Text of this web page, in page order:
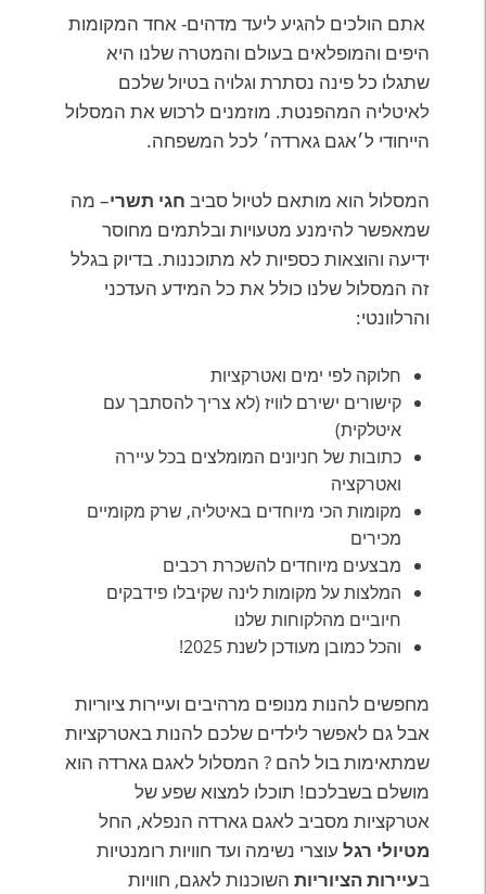
אתם הולכים להגיע ליעד מדהים- אחד המקומות
היפים והמופלאים בעולם והמטרה שלנו היא
שתגלו כל פינה נסתרת וגלויה בטיול שלכם
לאיטליה המהפנטת. מוזמנים לרכוש את המסלול
הייחודי ל׳אגם גארדה׳ לכל המשפחה.
המסלול הוא מותאם לטיול סביב חגי תשרי– מה
שמאפשר להימנע מטעויות ובלתמים מחוסר
ידיעה והוצאות כספיות לא מתוכננות. בדיוק בגלל
זה המסלול שלנו כולל את כל המידע העדכני
והרלוונטי:
חלוקה לפי ימים ואטרקציות
קישורים ישירם לוויז (לא צריך להסתבך עם
איטלקית)
כתובות של חניונים המומלצים בכל עיירה
ואטרקציה
מקומות הכי מיוחדים באיטליה, שרק מקומיים
מכירים
מבצעים מיוחדים להשכרת רכבים
המלצות על מקומות לינה שקיבלו פידבקים
חיוביים מהלקוחות שלנו
והכל כמובן מעודכן לשנת 2025!
מחפשים להנות מנופים מרהיבים ועיירות ציוריות
אבל גם לאפשר לילדים שלכם להנות באטרקציות
שמתאימות בול להם ? המסלול לאגם גארדה הוא
מושלם בשבלכם! תוכלו למצוא שפע של
אטרקציות מסביב לאגם גארדה הנפלא, החל
מטיולי רגל עוצרי נשימה ועד חוויות רומנטיות
בעיירות הציוריות השוכנות לאגם, חוויות